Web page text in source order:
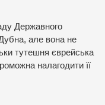
Державного
але вона не
тутешня єврейська
налагодити її